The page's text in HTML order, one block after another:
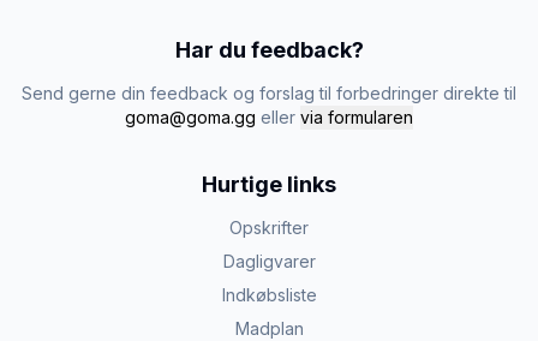
Har du feedback?
Send gerne din feedback og forslag til forbedringer direkte til
goma@goma.gg eller via formularen
Hurtige links
Opskrifter
Dagligvarer
Indkøbsliste
Madplan